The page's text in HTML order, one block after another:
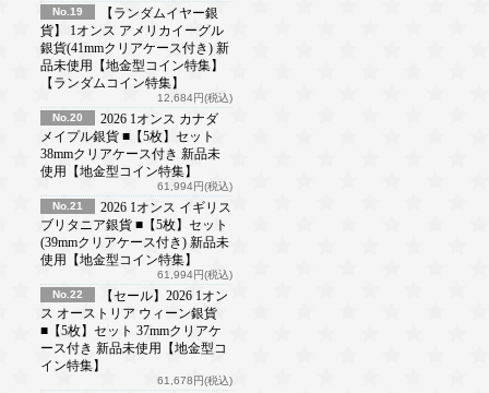
No.19
【ランダムイヤー銀
貨】 1オンス アメリカイーグル
銀貨(41mmクリアケース付き) 新
品未使用【地金型コイン特集】
【ランダムコイン特集】
12,684円(税込)
No.20
2026 1オンス カナダ
メイプル銀貨 ■【5枚】セット
38mmクリアケース付き 新品未
使用【地金型コイン特集】
61,994円(税込)
No.21
2026 1オンス イギリス
ブリタニア銀貨 ■【5枚】セット
(39mmクリアケース付き) 新品未
使用【地金型コイン特集】
61,994円(税込)
No.22
【セール】2026 1オン
ス オーストリア ウィーン銀貨
■【5枚】セット 37mmクリアケ
ース付き 新品未使用【地金型コ
イン特集】
61,678円(税込)